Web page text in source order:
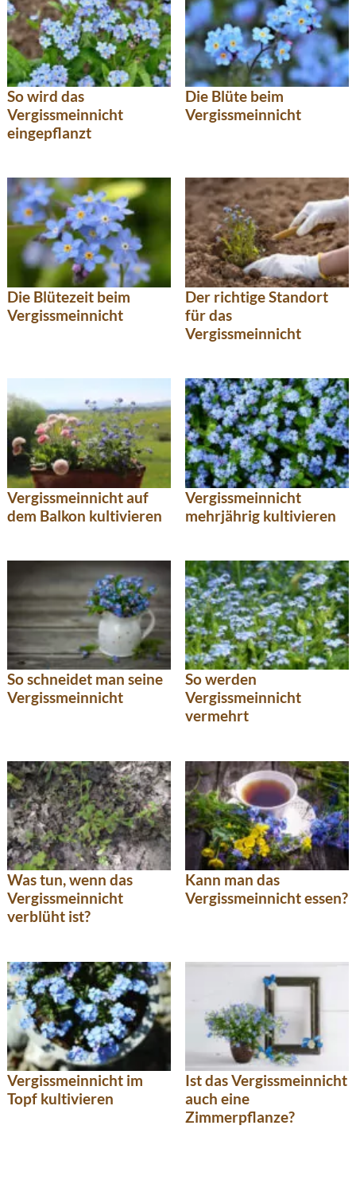
So wird das
Vergissmeinnicht
eingepflanzt
Die Blüte beim
Vergissmeinnicht
Die Blütezeit beim
Vergissmeinnicht
Der richtige Standort
für das
Vergissmeinnicht
Vergissmeinnicht auf
dem Balkon kultivieren
Vergissmeinnicht
mehrjährig kultivieren
So schneidet man seine
Vergissmeinnicht
So werden
Vergissmeinnicht
vermehrt
Was tun, wenn das
Vergissmeinnicht
verblüht ist?
Kann man das
Vergissmeinnicht essen?
Vergissmeinnicht im
Topf kultivieren
Ist das Vergissmeinnicht
auch eine
Zimmerpflanze?